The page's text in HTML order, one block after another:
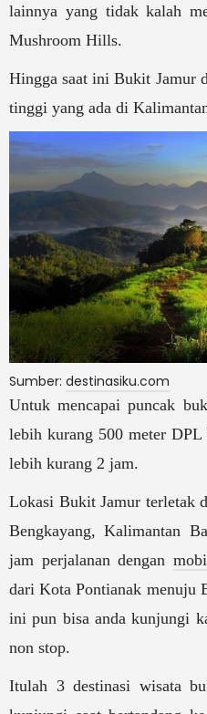
lainnya yang tidak kalah
Mushroom Hills.
Hingga saat ini Bukit Jamur
tinggi yang ada di
Sumber: destinasiku.com
Untuk mencapai puncak
lebih kurang 500 meter
lebih kurang 2 jam.
Lokasi Bukit Jamur terletak
Bengkayang, Kalimantan
jam perjalanan dengan
dari Kota Pontianak menuju
ini pun bisa anda kunjungi
non stop.
Itulah 3 destinasi wisata